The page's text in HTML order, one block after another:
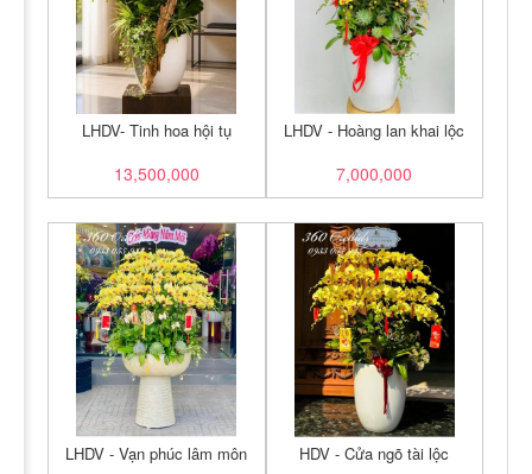
LHDV- Tinh hoa hội tụ
13,500,000
LHDV - Hoàng lan khai lộc
7,000,000
LHDV - Vạn phúc lâm môn HDV - Cửa ngõ tài lộc